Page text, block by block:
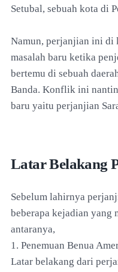
Setubal, sebuah kota di
Namun, perjanjian ini di
masalah baru ketika
bertemu di sebuah
Banda. Konflik ini
baru yaitu perjanjian
Latar Belakang
Sebelum lahirnya
beberapa kejadian yang
antaranya,
1. Penemuan Benua
Latar belakang dari